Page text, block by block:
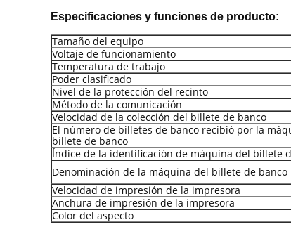
Especificaciones y funciones de producto:
Tamaño del equipo
Voltaje de funcionamiento
Temperatura de trabajo
Poder clasificado
Nivel de la protección del recinto
Método de la comunicación
Velocidad de la colección del billete de banco
El número de billetes de banco recibió por la
billete de banco
Índice de la identificación de máquina del billete
Denominación de la máquina del billete de banco
Velocidad de impresión de la impresora
Anchura de impresión de la impresora
Color del aspecto